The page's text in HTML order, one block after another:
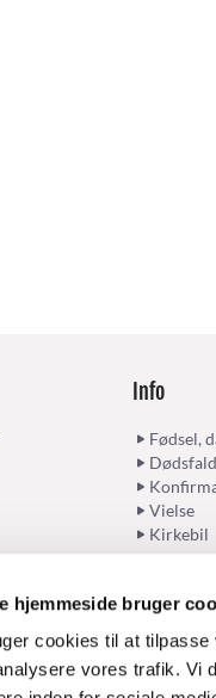
hjemmeside bruger
cookies til at
vores trafik. Vi
Info
Fødsel,
Vielse
Kirkebil